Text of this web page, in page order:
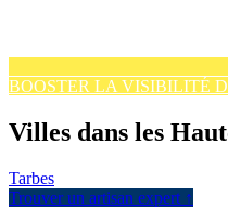
BOOSTER LA VISIBILITÉ
Villes dans les
Tarbes
Trouver un artisan expert ↑